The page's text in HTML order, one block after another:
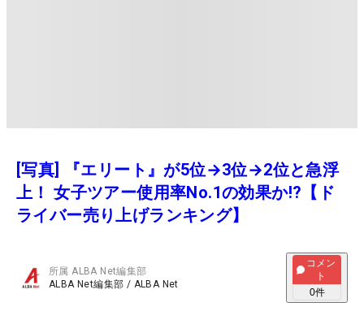
[写真] 『エリート』が5位→3位→2位と急浮
上！ 女子ツアー使用率No.1の効果か!?【ド
ライバー売り上げランキング】
所属ALBA Net編集部
ALBA Net編集部 / ALBA Net
コメン
ト
0件